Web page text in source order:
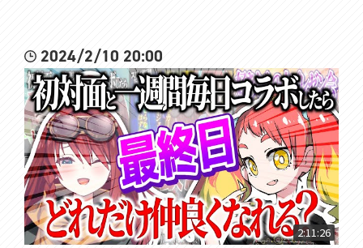
2024/2/10 20:00
2:11:26